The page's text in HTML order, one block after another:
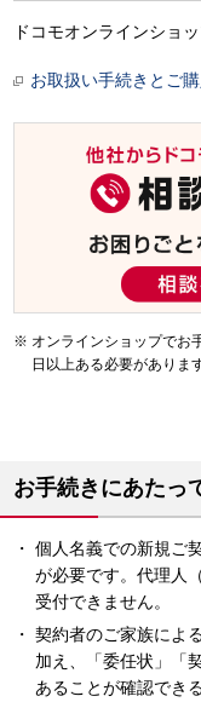
ドコモオンラインショ
お取扱い手続きとご
オンラインショップでお
日以上ある必要があります
お手続きにあたっ
個人名義での新規ご
が必要です。代理人
受付できません。
契約者のご家族によ
加え、「委任状」「
あることが確認でき